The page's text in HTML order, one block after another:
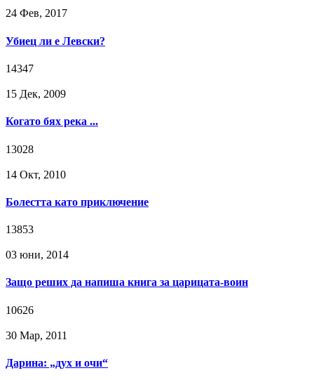
24 Фев, 2017
Убиец ли е Левски?
14347
15 Дек, 2009
Когато бях река ...
13028
14 Окт, 2010
Болестта като приключение
13853
03 юни, 2014
Защо реших да напиша книга за царицата-воин
10626
30 Мар, 2011
Дарина: „дух и очи“